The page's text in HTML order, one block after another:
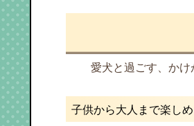
愛犬と過ごす、かけ
子供から大人まで楽し